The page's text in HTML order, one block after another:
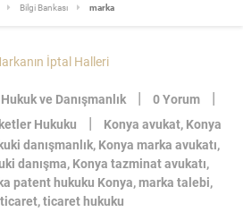
Bilgi Bankası marka
ve Danışmanlık | 0 Yorum |
Hukuku | Konya avukat, Konya
danışmanlık, Konya marka avukatı,
danışma, Konya tazminat avukatı,
patent hukuku Konya,marka talebi,
ticaret,ticaret hukuku